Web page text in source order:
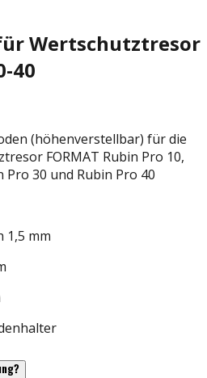
Wertschutztresor
40
(höhenverstellbar) für die
FORMAT Rubin Pro 10,
Pro 30 und Rubin Pro 40
1,5 mm